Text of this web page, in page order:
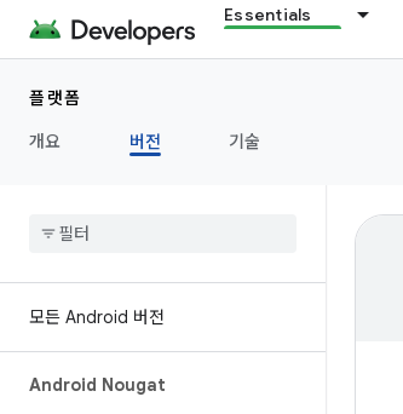
Essentials
플랫폼
개요
버전 기술
모든 Android 버전
Android Nougat